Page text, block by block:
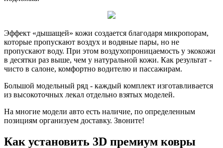
Эффект «дышащей» кожи создается благодаря микропорам,
которые пропускают воздух и водяные пары, но не
пропускают воду. При этом воздухопроницаемость у экокожи
в десятки раз выше, чем у натуральной кожи. Как результат -
чисто в салоне, комфортно водителю и пассажирам.
Большой модельный ряд - каждый комплект изготавливается
из высокоточных лекал отдельно взятых моделей.
На многие модели авто есть наличие, по определенным
позициям организуем доставку. Звоните!
Как установить 3D премиум ковры